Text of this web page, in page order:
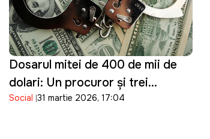
Dosarul mitei de 400 de mii de
dolari: Un procuror și trei
angajați ai poliției au fost reținuți
Social 31 martie 2026, 17:04